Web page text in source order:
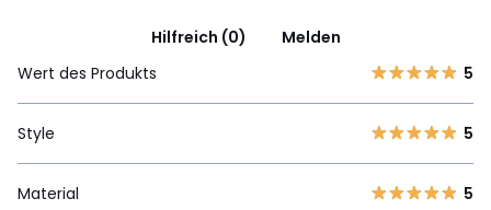
Hilfreich (0)
Melden
Wert des Produkts
5
Style 5
Material 5